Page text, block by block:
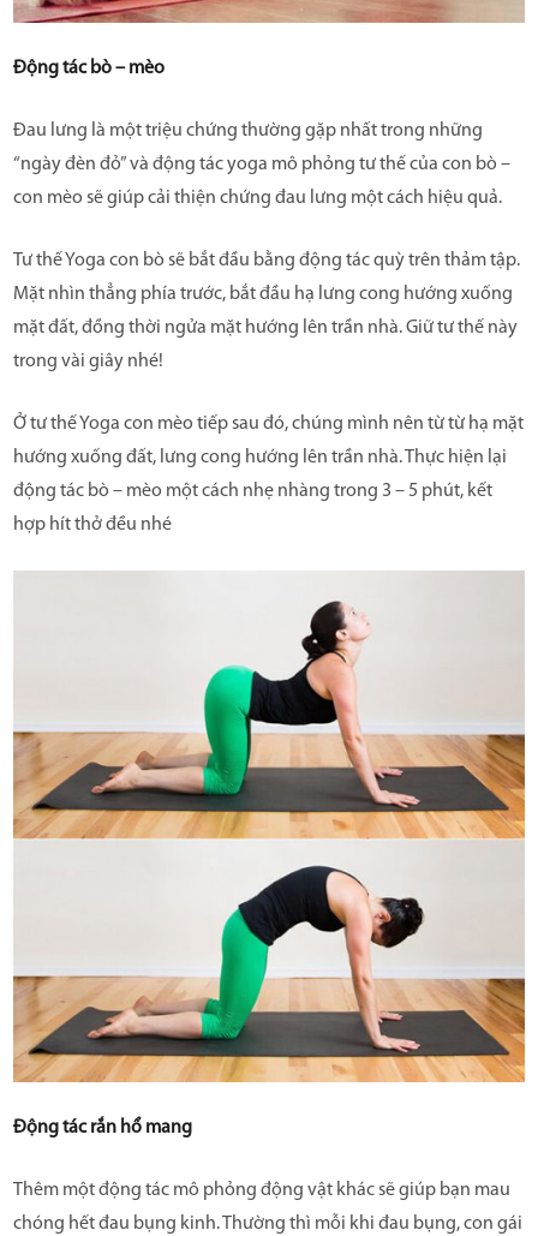
Động tác bò – mèo
Đau lưng là một triệu chứng thường gặp nhất trong những
“ngày đèn đỏ” và động tác yoga mô phỏng tư thế của con bò –
con mèo sẽ giúp cải thiện chứng đau lưng một cách hiệu quả.
Tư thế Yoga con bò sẽ bắt đầu bằng động tác quỳ trên thảm tập.
Mặt nhìn thẳng phía trước, bắt đầu hạ lưng cong hướng xuống
mặt đất, đồng thời ngửa mặt hướng lên trần nhà. Giữ tư thế này
trong vài giây nhé!
Ở tư thế Yoga con mèo tiếp sau đó, chúng mình nên từ từ hạ mặt
hướng xuống đất, lưng cong hướng lên trần nhà. Thực hiện lại
động tác bò – mèo một cách nhẹ nhàng trong 3 – 5 phút, kết
hợp hít thở đều nhé
Động tác rắn hổ mang
Thêm một động tác mô phỏng động vật khác sẽ giúp bạn mau
chóng hết đau bụng kinh. Thường thì mỗi khi đau bụng, con gái